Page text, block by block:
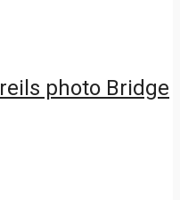
photo Bridge